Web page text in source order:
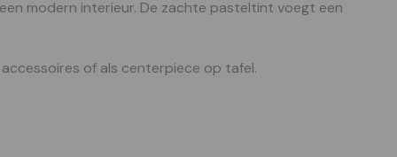
modern interieur. De zachte pasteltint voegt een
of als centerpiece op tafel.